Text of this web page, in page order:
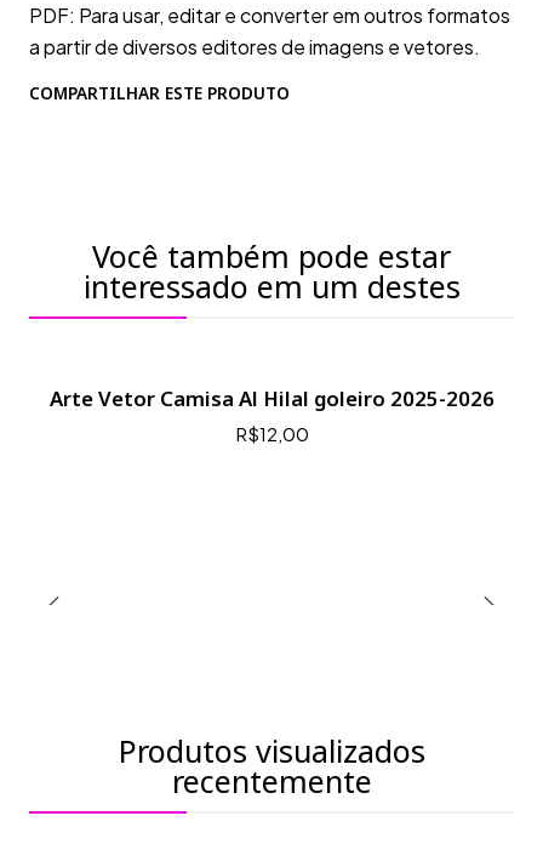
PDF: Para usar, editar e converter em outros formatos
a partir de diversos editores de imagens e vetores.
COMPARTILHAR ESTE PRODUTO
Você também pode estar
interessado em um destes
Arte Vetor Camisa Al Hilal goleiro 2025-2026
R$12,00
Produtos visualizados
recentemente